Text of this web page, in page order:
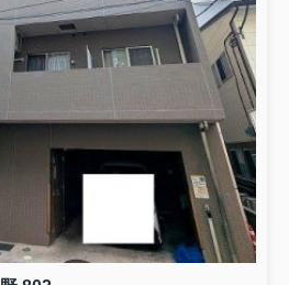
２－１３
分無料！
興商事なら仲介手数料無料の